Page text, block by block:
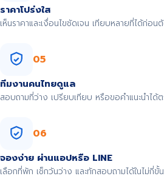
ราคาโปร่งใส
เห็นราคาและเงื่อนไขชัดเจน เทียบหลายที่ได้ก่อ
05
ทีมงานคนไทยดูแล
สอบถามที่ว่าง เปรียบเทียบ หรือขอคำแนะนำได้
06
จองง่าย ผ่านแอปหรือ LINE
เลือกที่พัก เช็กวันว่าง และทักสอบถามได้ในไม่